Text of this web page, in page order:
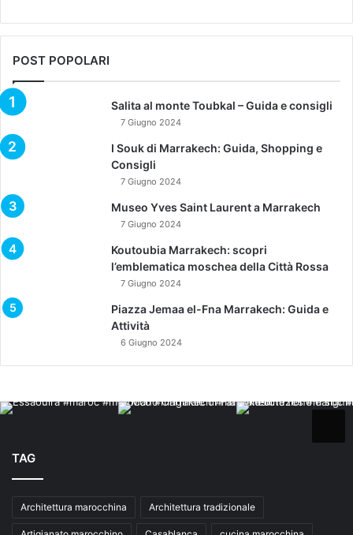
POST POPOLARI
Salita al monte Toubkal – Guida e consigli
7 Giugno 2024
I Souk di Marrakech: Guida, Shopping e
Consigli
7 Giugno 2024
Museo Yves Saint Laurent a Marrakech
7 Giugno 2024
Koutoubia Marrakech: scopri
l’emblematica moschea della Città Rossa
7 Giugno 2024
Piazza Jemaa el-Fna Marrakech: Guida e
Attività
6 Giugno 2024
TAG
Architettura marocchina Architettura tradizionale